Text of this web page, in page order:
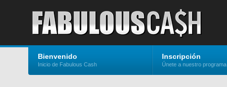
Bienvenido
Inicio de Fabulous Cash
Inscripción
Únete a nuestro programa